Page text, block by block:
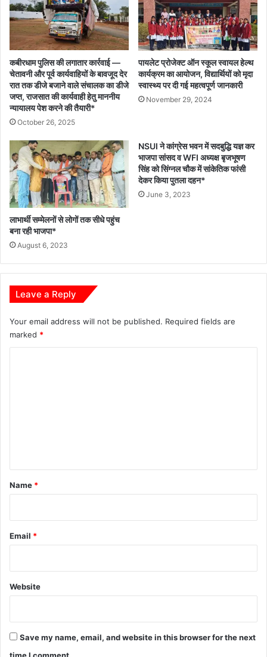
कबीरधाम पुलिस की लगातार कार्रवाई —
चेतावनी और पूर्व कार्यवाहियों के बावजूद देर
रात तक डीजे बजाने वाले संचालक का डीजे
जप्त, राजसात की कार्यवाही हेतु माननीय
न्यायालय पेश करने की तैयारी*
October 26, 2025
पायलेट प्रोजेक्ट ऑन स्कूल स्वायल हेल्थ
कार्यक्रम का आयोजन, विद्यार्थियों को मृदा
स्वास्थ्य पर दी गई महत्वपूर्ण जानकारी
November 29, 2024
लाभार्थी सम्मेलनों से लोगों तक सीधे पहुंच
बना रही भाजपा*
August 6, 2023
NSUI ने कांग्रेस भवन में सदबुद्धि यज्ञ कर
भाजपा सांसद व WFI अध्यक्ष बृजभूषण
सिंह को सिंग्नल चौक में सांकेतिक फांसी
देकर किया पुतला दहन*
June 3, 2023
Leave a Reply
Your email address will not be published. Required fields are
marked *
*
Name *
Email *
Website
Save my name, email, and website in this browser for the next
time I comment.